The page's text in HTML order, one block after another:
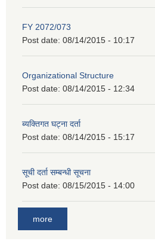
FY 2072/073
Post date: 08/14/2015 - 10:17
Organizational Structure
Post date: 08/14/2015 - 12:34
ब्यक्तिगत घट्ना दर्ता
Post date: 08/14/2015 - 15:17
सूची दर्ता सम्बन्धी सूचना
Post date: 08/15/2015 - 14:00
more